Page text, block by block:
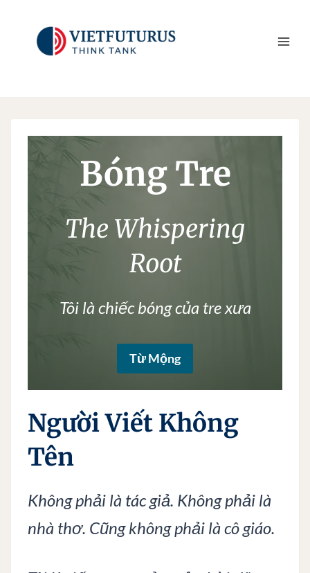
content
Bóng Tre
The Whispering
Root
Tôi là chiếc bóng của tre xưa
Từ Mộng
Người Viết Không
Tên
Không phải là tác giả. Không phải là
nhà thơ. Cũng không phải là cô giáo.